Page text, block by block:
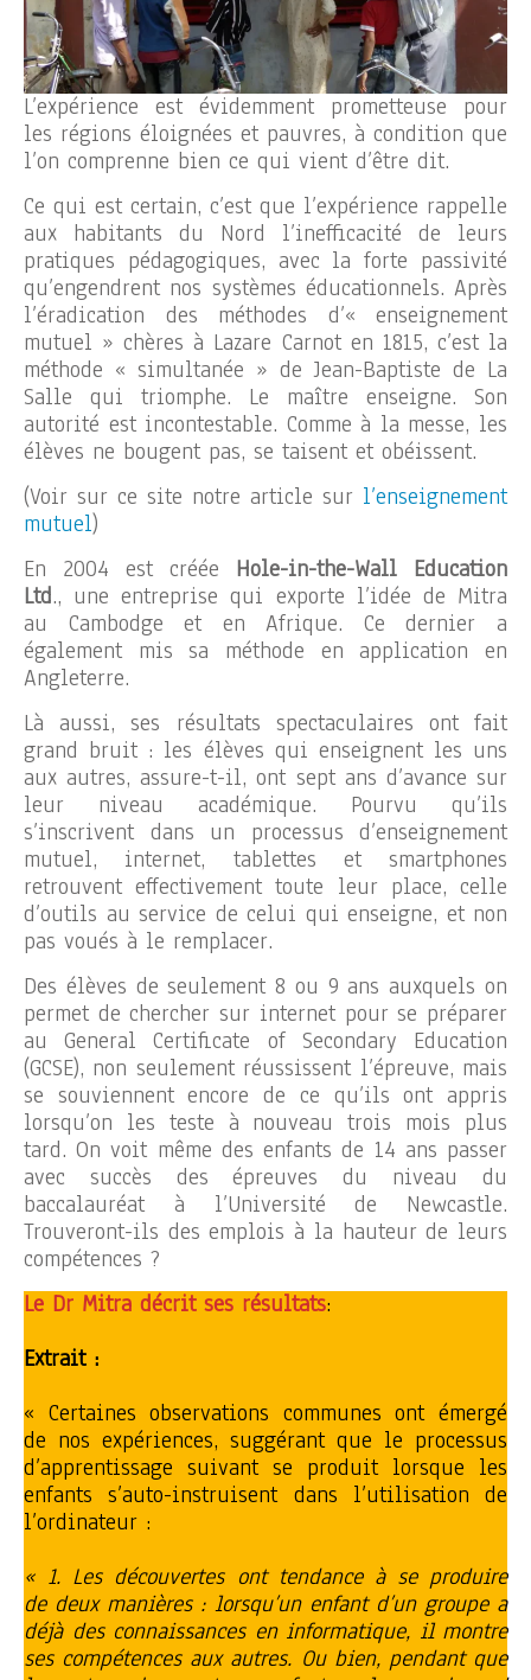
L’expérience est évidemment prometteuse pour
les régions éloignées et pauvres, à condition que
l’on comprenne bien ce qui vient d’être dit.
Ce qui est certain, c’est que l’expérience rappelle
aux habitants du Nord l’inefficacité de leurs
pratiques pédagogiques, avec la forte passivité
qu’engendrent nos systèmes éducationnels. Après
l’éradication des méthodes d’« enseignement
mutuel » chères à Lazare Carnot en 1815, c’est la
méthode « simultanée » de Jean-Baptiste de La
Salle qui triomphe. Le maître enseigne. Son
autorité est incontestable. Comme à la messe, les
élèves ne bougent pas, se taisent et obéissent.
(Voir sur ce site notre article sur l’enseignement
mutuel)
En 2004 est créée Hole-in-the-Wall Education
Ltd., une entreprise qui exporte l’idée de Mitra
au Cambodge et en Afrique. Ce dernier a
également mis sa méthode en application en
Angleterre.
Là aussi, ses résultats spectaculaires ont fait
grand bruit : les élèves qui enseignent les uns
aux autres, assure-t-il, ont sept ans d’avance sur
leur niveau académique. Pourvu qu’ils
s’inscrivent dans un processus d’enseignement
mutuel, internet, tablettes et smartphones
retrouvent effectivement toute leur place, celle
d’outils au service de celui qui enseigne, et non
pas voués à le remplacer.
Des élèves de seulement 8 ou 9 ans auxquels on
permet de chercher sur internet pour se préparer
au General Certificate of Secondary Education
(GCSE), non seulement réussissent l’épreuve, mais
se souviennent encore de ce qu’ils ont appris
lorsqu’on les teste à nouveau trois mois plus
tard. On voit même des enfants de 14 ans passer
avec succès des épreuves du niveau du
baccalauréat à l’Université de Newcastle.
Trouveront-ils des emplois à la hauteur de leurs
compétences ?
Le Dr Mitra décrit ses résultats:
Extrait :
« Certaines observations communes ont émergé
de nos expériences, suggérant que le processus
d’apprentissage suivant se produit lorsque les
enfants s’auto-instruisent dans l’utilisation de
l’ordinateur :
« 1. Les découvertes ont tendance à se produire
de deux manières : lorsqu’un enfant d’un groupe a
déjà des connaissances en informatique, il montre
ses compétences aux autres. Ou bien, pendant que